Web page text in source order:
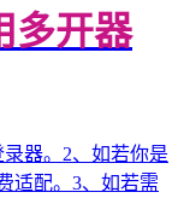
多开器
器。2、如若你是
适配。3、如若需